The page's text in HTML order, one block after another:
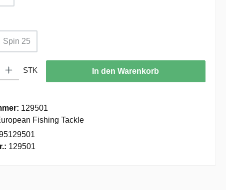
Spin 25
Gib den gewünschten Wert ein oder benutze die Schaltflächen um
STK In den Warenkorb
129501
Fishing Tackle
129501